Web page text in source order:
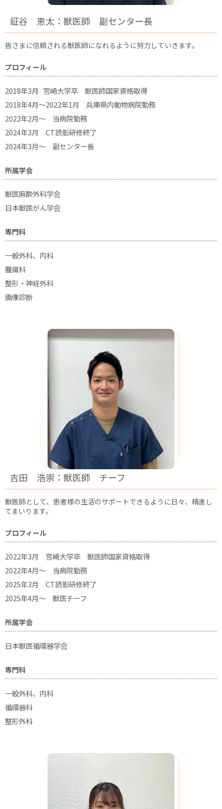
鉦谷 恵太：獣医師 副センター長
皆さまに信頼される獣医師になれるように努力していきます。
プロフィール
2018年3月 宮崎大学卒 獣医師国家資格取得
2018年4月～2022年1月 兵庫県内動物病院勤務
2022年2月〜 当病院勤務
2024年3月 CT読影研修終了
2024年3月〜 副センター長
所属学会
獣医麻酔外科学会
日本獣医がん学会
専門科
一般外科、内科
腫瘍科
整形・神経外科
画像診断
吉田 浩崇：獣医師 チーフ
獣医師として、患者様の生活のサポートできるように日々、精進し
てまいります。
プロフィール
2022年3月 宮崎大学卒 獣医師国家資格取得
2022年4月～ 当病院勤務
2025年3月 CT読影研修終了
2025年4月〜 獣医チーフ
所属学会
日本獣医循環器学会
専門科
一般外科、内科
循環器科
整形外科